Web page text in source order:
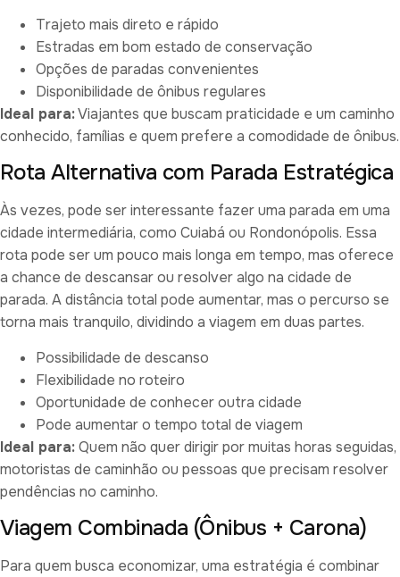
Trajeto mais direto e rápido
Estradas em bom estado de conservação
Opções de paradas convenientes
Disponibilidade de ônibus regulares
Ideal para:Viajantes que buscam praticidade e um caminho
conhecido, famílias e quem prefere a comodidade de ônibus.
Rota Alternativa com Parada Estratégica
Às vezes, pode ser interessante fazer uma parada em uma
cidade intermediária, como Cuiabá ou Rondonópolis. Essa
rota pode ser um pouco mais longa em tempo, mas oferece
a chance de descansar ou resolver algo na cidade de
parada. A distância total pode aumentar, mas o percurso se
torna mais tranquilo, dividindo a viagem em duas partes.
Possibilidade de descanso
Flexibilidade no roteiro
Oportunidade de conhecer outra cidade
Pode aumentar o tempo total de viagem
Ideal para:Quem não quer dirigir por muitas horas seguidas,
motoristas de caminhão ou pessoas que precisam resolver
pendências no caminho.
Viagem Combinada (Ônibus + Carona)
Para quem busca economizar, uma estratégia é combinar